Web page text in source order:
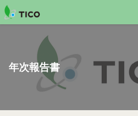
年次報告書